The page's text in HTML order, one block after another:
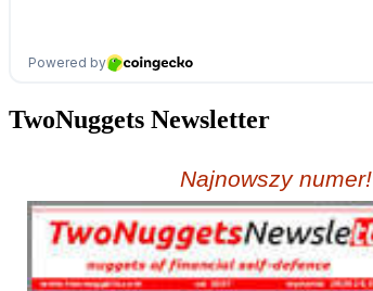
TwoNuggets Newsletter
Najnowszy numer!